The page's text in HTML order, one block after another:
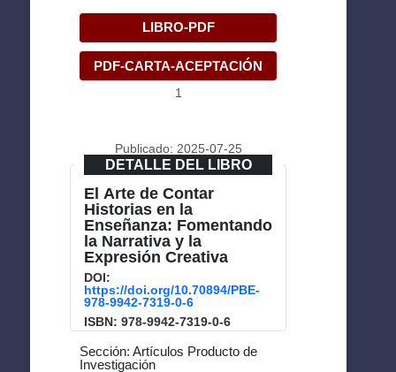
LIBRO-PDF
PDF-CARTA-ACEPTACIÓN
1
Publicado: 2025-07-25
DETALLE DEL LIBRO
El Arte de Contar
Historias en la
Enseñanza: Fomentando
la Narrativa y la
Expresión Creativa
DOI:
https://doi.org/10.70894/PBE-
978-9942-7319-0-6
ISBN: 978-9942-7319-0-6
Sección: Artículos Producto de
Investigación